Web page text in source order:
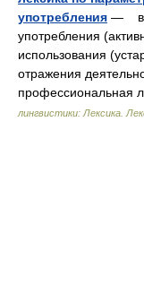
употребления — в
употребления
использования
отражения
лингвистики: Лексика.